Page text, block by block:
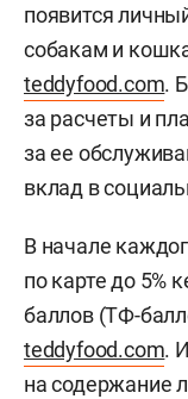
появится
собакам и
teddyfood.com.
за расчеты и
за ее
вклад в
В начале
по карте до 5%
баллов (ТФ-
teddyfood.com.
на содержание